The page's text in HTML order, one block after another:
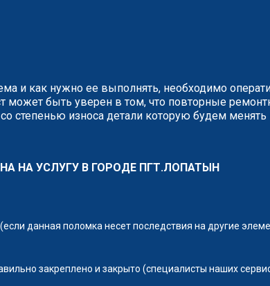
и как нужно ее выполнять, необходимо
может быть уверен в том, что повторные
степенью износа детали которую будем
НА УСЛУГУ В ГОРОДЕ ПГТ.ЛОПАТЫН
данная поломка несет последствия на другие
закреплено и закрыто (специалисты наших